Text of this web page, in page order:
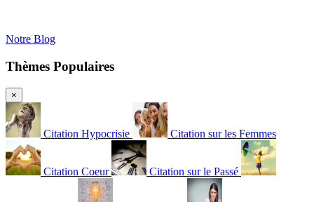
Notre Blog
Thèmes Populaires
×
Citation Hypocrisie Citation sur les Femmes
Citation Coeur Citation sur le Passé